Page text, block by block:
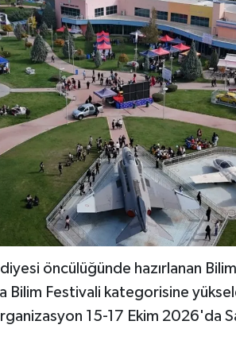
öncülüğünde hazırlanan
Bilim Festivali kategorisine
15-17 Ekim 2026'da